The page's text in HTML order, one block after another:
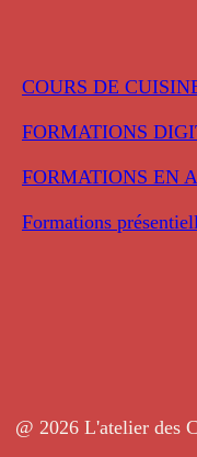
COURS DE
FORMATIONS
FORMATIONS EN
Formations
@ 2026 L'atelier des